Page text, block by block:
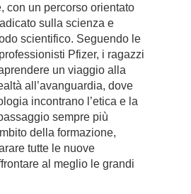
con un percorso orientato
sulla scienza e
scientifico. Seguendo le
Pfizer, i ragazzi
un viaggio alla
all’avanguardia, dove
incontrano l’etica e la
sempre più
della formazione,
tutte le nuove
al meglio le grandi